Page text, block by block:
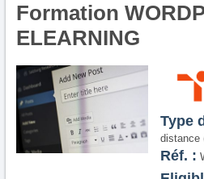
Formation
ELEARNING
Type
distance
Réf. :